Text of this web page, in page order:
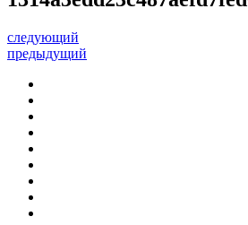
следующий
предыдущий